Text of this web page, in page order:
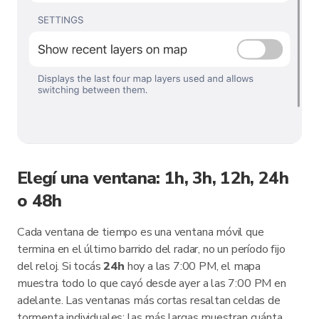
Elegí una ventana: 1h, 3h, 12h, 24h
o 48h
Cada ventana de tiempo es una ventana móvil que
termina en el último barrido del radar, no un período fijo
del reloj. Si tocás24h hoy a las 7:00 PM, el mapa
muestra todo lo que cayó desde ayer a las 7:00 PM en
adelante. Las ventanas más cortas resaltan celdas de